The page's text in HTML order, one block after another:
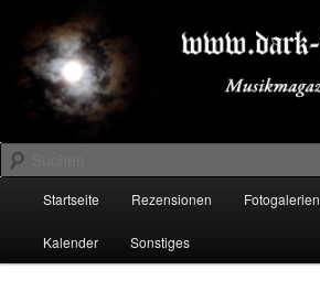
primären
Inhalt
springen
sekundären
Inhalt
springenDARK-FESTIVALS.DE
Suchen
Startseite Rezensionen Fotogalerien
Kalender Sonstiges